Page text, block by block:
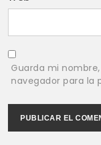
Guarda mi
navegador para la